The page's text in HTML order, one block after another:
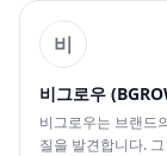
비
비그로우
비그로우는 브랜드
질을 발견합니다.